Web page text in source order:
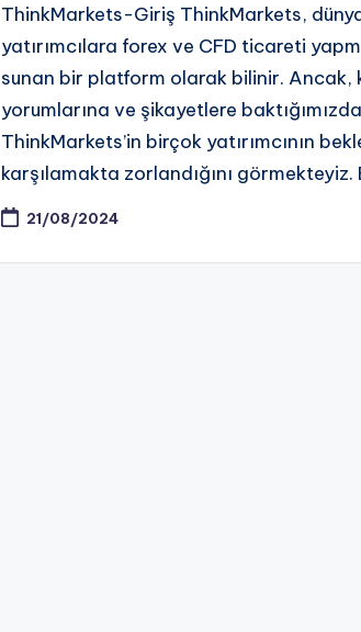
ThinkMarkets-Giriş ThinkMarkets,
yatırımcılara forex ve CFD ticareti
sunan bir platform olarak bilinir. Ancak,
yorumlarına ve şikayetlere
ThinkMarkets’in birçok yatırımcının
karşılamakta zorlandığını görmekteyiz.
21/08/2024